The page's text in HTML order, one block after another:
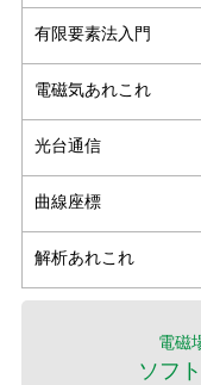
有限要素法入門
電磁気あれこれ
光台通信
曲線座標
解析あれこれ
電磁
ソフ